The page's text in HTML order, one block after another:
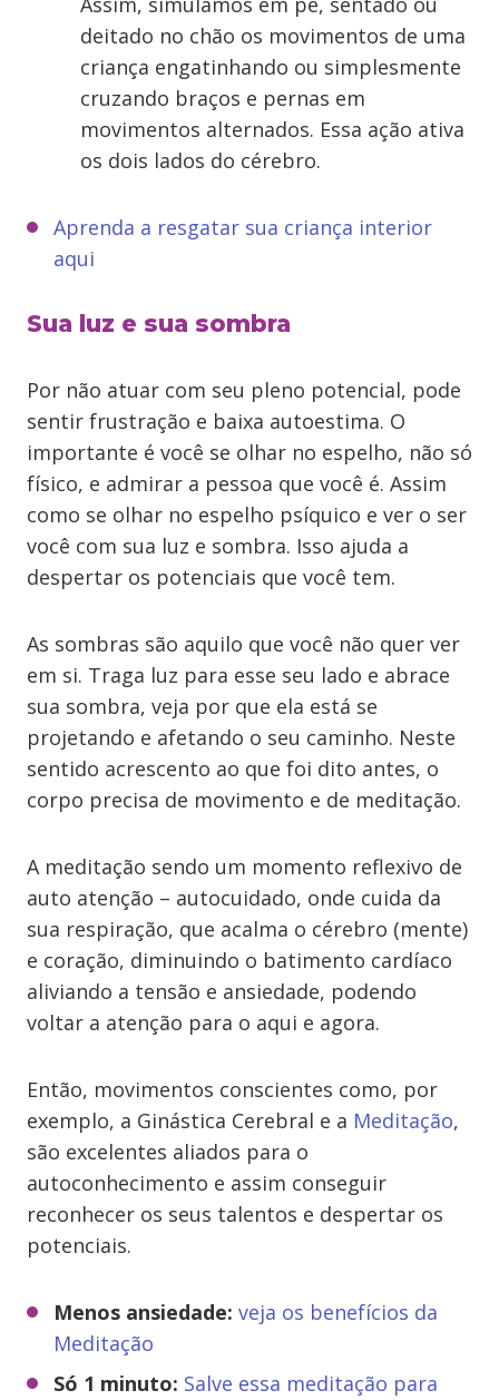
deitado no chão os movimentos de uma
criança engatinhando ou simplesmente
cruzando braços e pernas em
movimentos alternados. Essa ação ativa
os dois lados do cérebro.
Aprenda a resgatar sua criança interior
aqui
Sua luz e sua sombra
Por não atuar com seu pleno potencial, pode
sentir frustração e baixa autoestima. O
importante é você se olhar no espelho, não só
físico, e admirar a pessoa que você é. Assim
como se olhar no espelho psíquico e ver o ser
você com sua luz e sombra. Isso ajuda a
despertar os potenciais que você tem.
As sombras são aquilo que você não quer ver
em si. Traga luz para esse seu lado e abrace
sua sombra, veja por que ela está se
projetando e afetando o seu caminho. Neste
sentido acrescento ao que foi dito antes, o
corpo precisa de movimento e de meditação.
A meditação sendo um momento reflexivo de
auto atenção – autocuidado, onde cuida da
sua respiração, que acalma o cérebro (mente)
e coração, diminuindo o batimento cardíaco
aliviando a tensão e ansiedade, podendo
voltar a atenção para o aqui e agora.
Então, movimentos conscientes como, por
exemplo, a Ginástica Cerebral e a Meditação,
são excelentes aliados para o
autoconhecimento e assim conseguir
reconhecer os seus talentos e despertar os
potenciais.
Menos ansiedade: veja os benefícios da
Meditação
Só 1 minuto: Salve essa meditação para